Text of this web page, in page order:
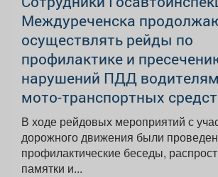
Междуреченска
осуществлять рейды по
профилактике и
нарушений ПДД
мото-транспортных
В ходе рейдовых мероприятий с
дорожного движения были
профилактические беседы,
памятки и...